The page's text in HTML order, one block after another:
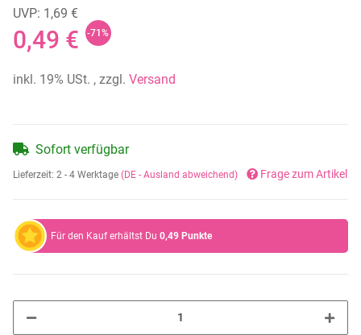
UVP: 1,69 €
0,49 € -71%
inkl. 19% USt. , zzgl. Versand
Sofort verfügbar
Lieferzeit: 2 - 4 Werktage (DE - Ausland abweichend) Frage zum Artikel
Für den Kauf erhältst Du 0,49 Punkte